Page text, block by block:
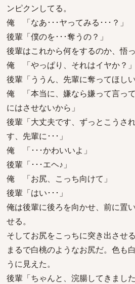
ンピクンしてる。
俺 「なあ･･･ヤってみる･･･？」
後輩「僕のを･･･奪うの？」
後輩はこれから何をするのか、悟っ
俺 「やっぱり、それはイヤか？」
後輩「ううん、先輩に奪ってほしい
俺 「本当に、嫌なら嫌って言っ
にはさせないから」
後輩「大丈夫です、ずっとこうさ
す、先輩に･･･」
俺 「･･･かわいいよ」
後輩「･･･エヘ♪」
俺 「お尻、こっち向けて」
後輩「はい･･･」
俺は後輩に後ろを向かせ、前に置
せる。
そしてお尻をこっちに突き出させる
まるで白桃のようなお尻だ。色も
うに見えた。
後輩「ちゃんと、浣腸してきました